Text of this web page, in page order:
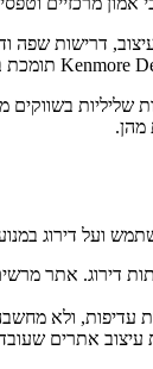
שפה
שליליות
מהן.